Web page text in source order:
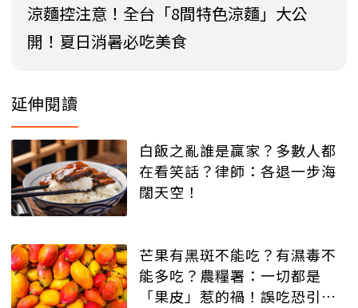
涼麵控注意！全台「8間特色涼麵」大公
開！夏日消暑必吃美食
延伸閱讀
白飯之亂誰是贏家？多數人都
在看笑話？律師：各退一步海
闊天空！
芒果有黑斑不能吃？有濕毒不
能多吃？農糧署：一切都是
「果皮」惹的禍！誤吃恐引發